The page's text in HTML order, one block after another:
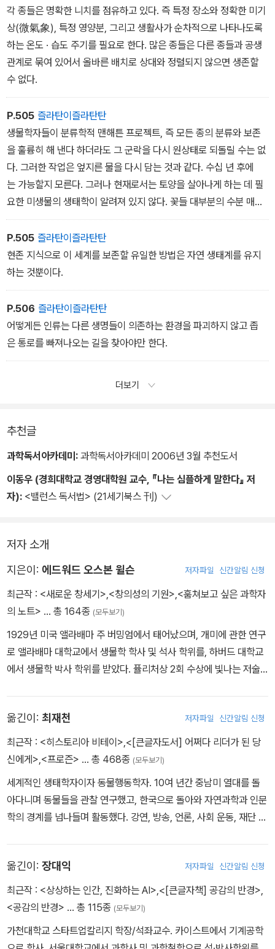
될 수 있다. - 본문 395~396쪽에서
각 종들은 명확한 니치를 점유하고 있다. 즉 특정 장소와 정확한 미기
상(微氣象), 특정 영양분, 그리고 생활사가 순차적으로 나타나도록
하는 온도 · 습도 주기를 필요로 한다. 많은 종들은 다른 종들과 공생
관계로 묶여 있어서 올바른 배치로 상대와 정렬되지 않으면 생존할
수 없다.
P.505 즐라탄이즐라탄탄
생물학자들이 분류학적 맨해튼 프로젝트, 즉 모든 종의 분류와 보존
을 훌륭히 해 낸다 하더라도 그 군락을 다시 원상태로 되돌릴 수는 없
다. 그러한 작업은 엎지른 물을 다시 담는 것과 같다. 수십 년 후에
는 가능할지 모른다. 그러나 현재로서는 토양을 살아나게 하는 데 필
요한 미생물의 생태학이 알려져 있지 않다. 꽃들 대부분의 수분 매개
체와 그것들이 나타나는 정확한 시기는 오직 추측만 할 뿐이다. 또
한 종들이 공생하기 위한 이주 순서인 ‘합성 규칙(assemblyrule
s)‘은 아직 이론 영역에 머물러 있을 뿐이다.
P.505 즐라탄이즐라탄탄
현존 지식으로 이 세계를 보존할 유일한 방법은 자연 생태계를 유지
하는 것뿐이다.
P.506 즐라탄이즐라탄탄
어떻게든 인류는 다른 생명들이 의존하는 환경을 파괴하지 않고 좁
은 통로를 빠져나오는 길을 찾아야만 한다.
더보기
추천글
과학독서아카데미: 과학독서아카데미 2006년 3월 추천도서
이동우 (경희대학교 경영대학원 교수, 『나는 심플하게 말한다』 저
자): <밸런스 독서법> (21세기북스 刊)
저자 소개
지은이: 에드워드 오스본 윌슨 저자파일 신간알림 신청
최근작 : <새로운 창세기>,<창의성의 기원>,<훔쳐보고 싶은 과학자
의 노트> … 총 164종 (모두보기)
1929년 미국 앨라배마 주 버밍엄에서 태어났으며, 개미에 관한 연구
로 앨라배마 대학교에서 생물학 학사 및 석사 학위를, 하버드 대학교
에서 생물학 박사 학위를 받았다. 퓰리처상 2회 수상에 빛나는 저술
임했고 미국 학술원 회원이기도 했다. 또한 20여 권의 과학 명저를
저술한 과학 저술가로서 『인간 본성에 대하여(On Human Natur
e)』와 『개미(The Ants)』로 퓰리처상을 두 번이나 수상했다. 그 밖에
비단 생물학뿐만 아니라 학문 전반에 지대한 영향을 준 20세기를 대
표하는 과학 지성으로 손꼽힌다. 과학과 자연 보존에 쌓은 업적으로
많은 상을 수상한 그는 2021년 12월 26일 세상을 떠났다. 저서로
『사회 생물학(Sociobiology)』, 『자연주의자(Naturalist)』, 『통섭
(Consilience)』, 『생명의 미래(The Future of Life)』, 『바이오필리
l)』, 『지구의 정복자(The Social Conquest of Earth)』 , 『우리는
지금도 야생을 산다(In Search of Nature)』, 『인간 존재의 의미(T
he Meaning of Human Existence)』, 『초유기체(The Superorg
anism)』, 『지구의 절반(Half Earth)』, 『창의성의 기원(The Origin
옮긴이: 최재천 저자파일 신간알림 신청
최근작 : <히스토리아 비테이>,<[큰글자도서] 어쩌다 리더가 된 당
신에게>,<프로즌> … 총 468종 (모두보기)
세계적인 생태학자이자 동물행동학자. 10여 년간 중남미 열대를 돌
아다니며 동물들을 관찰 연구했고, 한국으로 돌아와 자연과학과 인문
학의 경계를 넘나들며 활동했다. 강연, 방송, 언론, 사회 운동, 재단 활
성재단을 설립했으며, 현재는 재단 이사장을 맡고 있다. 서울대학교
에서 동물학을 전공하고, 미국 펜실베이니아 주립대학교에서 생태학
석사학위를, 하버드 대학교에서 생물학 박사학위를 받았다. 하버드
95년 미시건 소사이어티 오브 펠로우즈 프로그램Michigan Societ
옮긴이: 장대익 저자파일 신간알림 신청
최근작 : <상상하는 인간, 진화하는 AI>,<[큰글자책] 공감의 반경>,
<공감의 반경> … 총 115종 (모두보기)
가천대학교 스타트업칼리지 학장/석좌교수. 카이스트에서 기계공학